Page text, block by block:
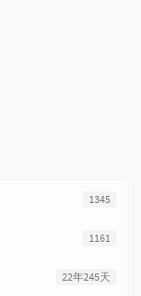
1345
1161
22年245天